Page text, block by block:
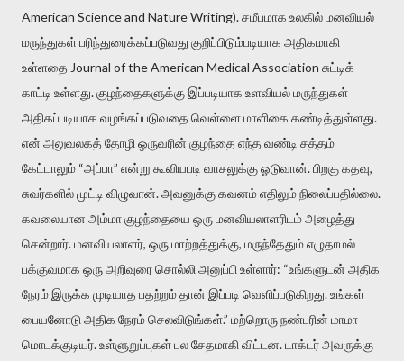
American Science and Nature Writing). சமீபமாக உலகில் மனவியல்
மருந்துகள் பரிந்துரைக்கப்படுவது குறிப்பிடும்படியாக அதிகமாகி
உள்ளதை Journal of the American Medical Association சுட்டிக்
காட்டி உள்ளது. குழந்தைகளுக்கு இப்படியாக உளவியல் மருந்துகள்
அதிகப்படியாக வழங்கப்படுவதை வெள்ளை மாளிகை கண்டித்துள்ளது.
என் அலுவலகத் தோழி ஒருவரின் குழந்தை எந்த வண்டி சத்தம்
கேட்டாலும் “அப்பா” என்று கூவியபடி வாசலுக்கு ஓடுவான். பிறகு கதவு,
சுவர்களில் முட்டி விழுவான். அவனுக்கு கவனம் எதிலும் நிலைப்பதில்லை.
கவலையான அம்மா குழந்தையை ஒரு மனவியலாளரிடம் அழைத்து
சென்றார். மனவியலாளர், ஒரு மாற்றத்துக்கு, மருந்தேதும் எழுதாமல்
பக்குவமாக ஒரு அறிவுரை சொல்லி அனுப்பி உள்ளார்: “உங்களுடன் அதிக
நேரம் இருக்க முடியாத பதற்றம் தான் இப்படி வெளிப்படுகிறது. உங்கள்
பையனோடு அதிக நேரம் செலவிடுங்கள்.” மற்றொரு நண்பரின் மாமா
மொடக்குடியர். உள்ளுறுப்புகள் பல சேதமாகி விட்டன. டாக்டர் அவருக்கு